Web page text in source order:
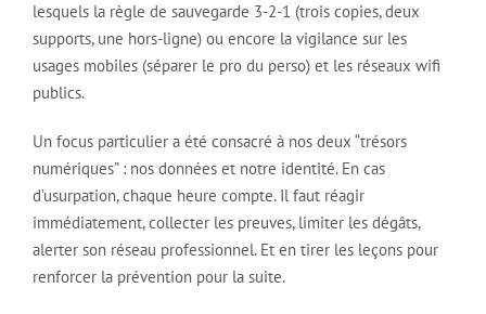
lesquels la règle de sauvegarde 3-2-1 (trois copies, deux
supports, une hors-ligne) ou encore la vigilance sur les
usages mobiles (séparer le pro du perso) et les réseaux wifi
publics.
Un focus particulier a été consacré à nos deux “trésors
numériques” : nos données et notre identité. En cas
d’usurpation, chaque heure compte. Il faut réagir
immédiatement, collecter les preuves, limiter les dégâts,
alerter son réseau professionnel. Et en tirer les leçons pour
renforcer la prévention pour la suite.